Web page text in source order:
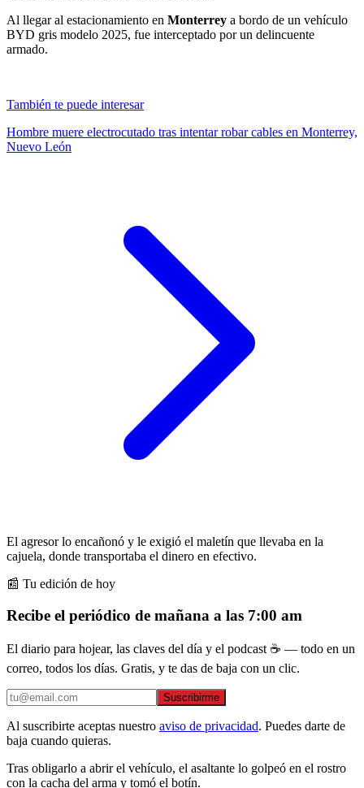
Al llegar al estacionamiento en Monterrey a bordo de un vehículo
BYD gris modelo 2025, fue interceptado por un delincuente
armado.
También te puede interesar
Hombre muere electrocutado tras intentar robar cables en Monterrey,
Nuevo León
El agresor lo encañonó y le exigió el maletín que llevaba en la
cajuela, donde transportaba el dinero en efectivo.
📰 Tu edición de hoy
Recibe el periódico de mañana a las 7:00 am
El diario para hojear, las claves del día y el podcast ☕ — todo en un
correo, todos los días. Gratis, y te das de baja con un clic.
Suscribirme
Al suscribirte aceptas nuestro aviso de privacidad. Puedes darte de
baja cuando quieras.
Tras obligarlo a abrir el vehículo, el asaltante lo golpeó en el rostro
con la cacha del arma y tomó el botín.